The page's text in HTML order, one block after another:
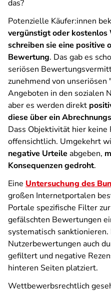
das?
Potenzielle Käufer:innen
vergünstigt oder kostenlos
schreiben sie eine positive
Bewertung. Das gab es
seriösen
zunehmend von
Angeboten in den sozialen
aber es werden direkt
diese über ein
Dass Objektivität hier
offensichtlich. Umgekehrt
negative Urteile abgeben,
Konsequenzen gedroht.
Eine Untersuchung des
großen Internetportalen
Portale spezifische Filter
gefälschten Bewertungen
systematisch
Nutzerbewertungen auch
gefiltert und negative
hinteren Seiten platziert.
Wettbewerbsrechtlich